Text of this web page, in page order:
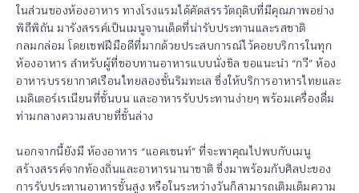
ในส่วนของห้องอาหาร ทางโรงแรมได้คัดสรรวัตถุดิบที่มีคุณภาพอย่าง
พิถีพิถัน มารังสรรค์เป็นเมนูจานเด็ดที่น่ารับประทานและรสชาติ
กลมกล่อม โดยเชฟฝีมือดีที่มากด้วยประสบการณ์ไว้คอยบริการในทุก
ห้องอาหาร สำหรับผู้ที่ชอบทานอาหารแบบนั่งชิล ขอแนะนำ “กวี” ห้อง
อาหารบรรยากาศเรือนไทยสองชั้นริมทะเล ซึ่งให้บริการอาหารไทยและ
เมดิเตอร์เรเนียนที่ชั้นบน และอาหารรับประทานง่ายๆ พร้อมเครื่องดื่ม
ท่ามกลางความสบายที่ชั้นล่าง
นอกจากนี้ยังมี ห้องอาหาร “แอคเซนท์” ที่จะพาคุณไปพบกับเมนู
สร้างสรรค์จากท้องถิ่นและอาหารนานาชาติ ซึ่งมาพร้อมกับศิลปะของ
การรับประทานอาหารชั้นสูง หรือในระหว่างวันก็สามารถเติมเต็มความ